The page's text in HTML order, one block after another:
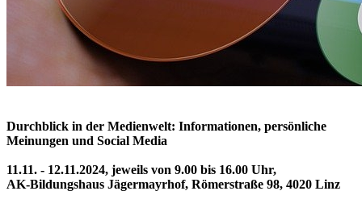
Durchblick in der Medienwelt: Informationen, persönliche
Meinungen und Social Media
11.11. - 12.11.2024, jeweils von 9.00 bis 16.00 Uhr,
AK-Bildungshaus Jägermayrhof, Römerstraße 98, 4020 Linz